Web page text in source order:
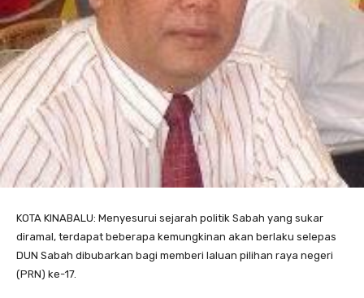
KOTA KINABALU: Menyesurui sejarah politik Sabah yang sukar
diramal, terdapat beberapa kemungkinan akan berlaku selepas
DUN Sabah dibubarkan bagi memberi laluan pilihan raya negeri
(PRN) ke-17.